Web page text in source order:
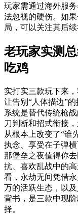
玩家需通过海外服
法忽视的硬伤。如
局，可以关注其后续
老玩家实测
吃鸡
实打实三款玩下来
让告别“人体描边”
系统是替代传统枪
刀判断和招式衔接
从根本上改变了“谁
执念、享受在子弹
那堡垒之夜值得你
抗、喜欢乱战中的
看，永劫无间凭借
万的活跃生态，以
背书，是三款中现
择。